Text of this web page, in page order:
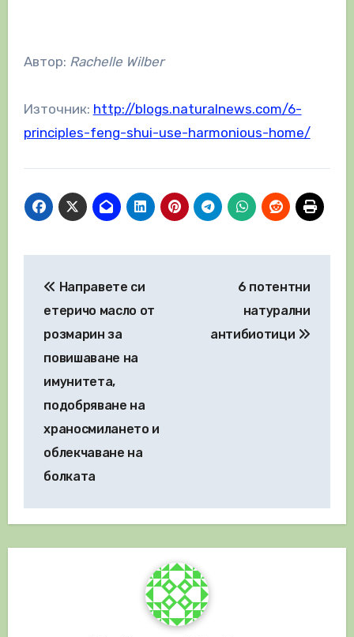
Автор: Rachelle Wilber
Източник: http://blogs.naturalnews.com/6-
principles-feng-shui-use-harmonious-home/
Направете си
етеричо масло от
розмарин за
повишаване на
имунитета,
подобряване на
храносмилането и
облекчаване на
болката
6 потентни
натурални
антибиотици